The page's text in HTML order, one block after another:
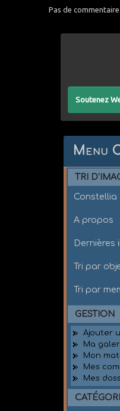
Pas de
Soutenez
Menu
TRI
Constellia
A propos
Dernières
Tri par
Tri par
GESTION
Ajouter
Ma
Mon
Mes
Mes